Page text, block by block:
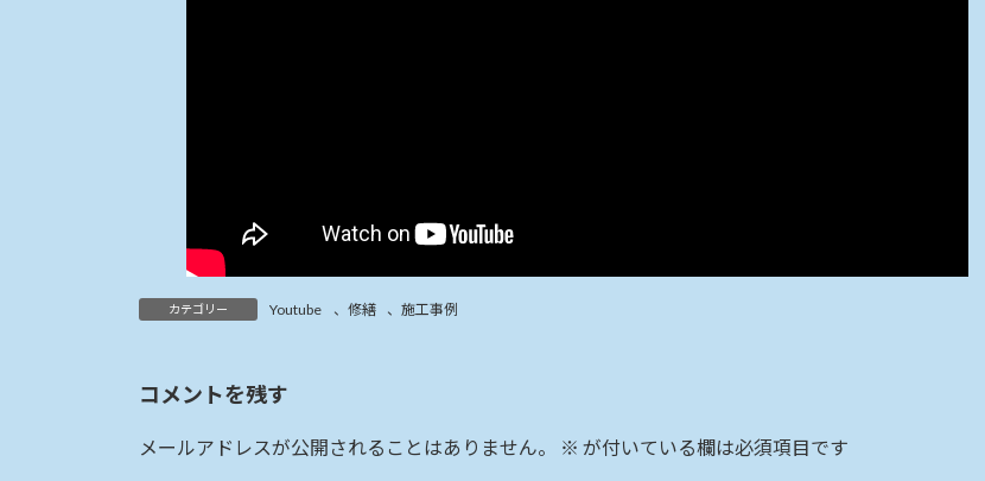
カテゴリー Youtube 、 修繕 、施工事例
コメントを残す
メールアドレスが公開されることはありません。 ※ が付いている欄は必須項目です